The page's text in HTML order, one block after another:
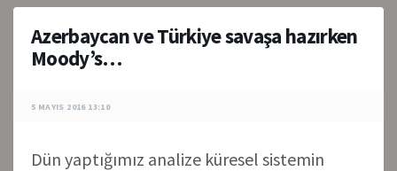
Azerbaycan ve Türkiye savaşa hazırken
Moody’s…
5 MAYIS 2016 13:10
Dün yaptığımız analize küresel sistemin